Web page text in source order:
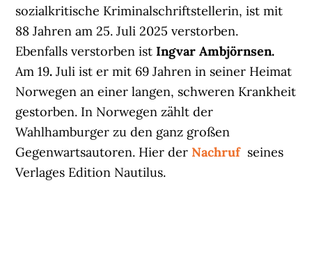
sozialkritische Kriminalschriftstellerin, ist mit
88 Jahren am 25. Juli 2025 verstorben.
Ebenfalls verstorben istIngvar Ambjörnsen.
Am 19.Juli ist er mit 69 Jahren in seiner Heimat
Norwegen an einer langen, schweren Krankheit
gestorben. In Norwegen zählt der
Wahlhamburger zu den ganz großen
Gegenwartsautoren. Hier derNachrufseines
Verlages Edition Nautilus.